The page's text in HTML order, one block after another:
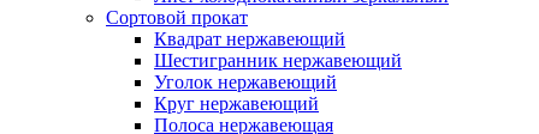
Сортовой прокат
Квадрат нержавеющий
Шестигранник нержавеющий
Уголок нержавеющий
Круг нержавеющий
Полоса нержавеющая